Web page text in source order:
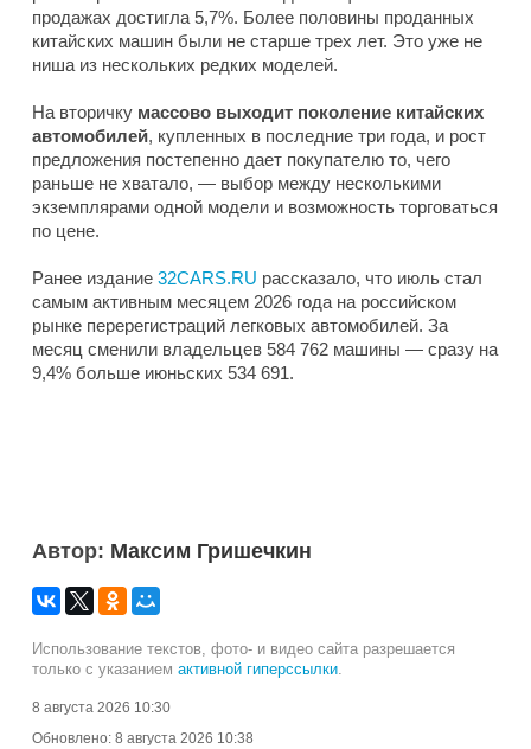
продажах достигла 5,7%. Более половины проданных
китайских машин были не старше трех лет. Это уже не
ниша из нескольких редких моделей.
На вторичку массово выходит поколение китайских
автомобилей, купленных в последние три года, и рост
предложения постепенно дает покупателю то, чего
раньше не хватало, — выбор между несколькими
экземплярами одной модели и возможность торговаться
по цене.
Ранее издание 32CARS.RU рассказало, что июль стал
самым активным месяцем 2026 года на российском
рынке перерегистраций легковых автомобилей. За
месяц сменили владельцев 584 762 машины — сразу на
9,4% больше июньских 534 691.
Автор: Максим Гришечкин
Использование текстов, фото- и видео сайта разрешается
только с указанием активной гиперссылки
8 августа 2026 10:30
Обновлено: 8 августа 2026 10:38